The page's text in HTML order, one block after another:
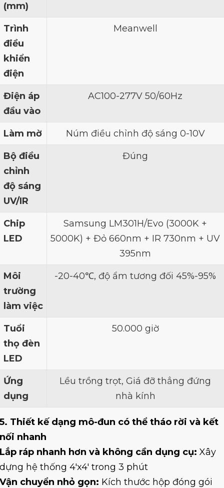
(mm)
Trình
điều
khiển
điện
Meanwell
Điện áp
đầu vào
AC100-277V 50/60Hz
Làm mờ Núm điều chỉnh độ sáng 0-10V
Bộ điều
chỉnh
độ sáng
UV/IR
Đúng
Chip
LED
Samsung LM301H/Evo (3000K +
5000K) + Đỏ 660nm + IR 730nm + UV
395nm
Môi
trường
làm việc
-20-40℃, độ ẩm tương đối 45%-95%
Tuổi
thọ đèn
LED
50.000 giờ
Ứng
dụng
Lều trồng trọt, Giá đỡ thẳng đứng
nhà kính
Thiết kế dạng mô-đun có thể tháo rời và kết
nhanh
ráp nhanh hơn và không cần dụng cụ: Xây
hệ thống 4'x4' trong 3 phút
chuyển nhỏ gọn: Kích thước hộp đóng gói